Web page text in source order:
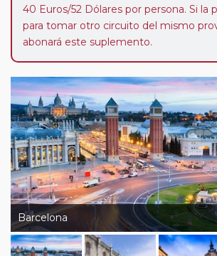
40 Euros/52 Dólares por persona. Si la
para tomar otro circuito del mismo
abonará este suplemento.
Barcelona